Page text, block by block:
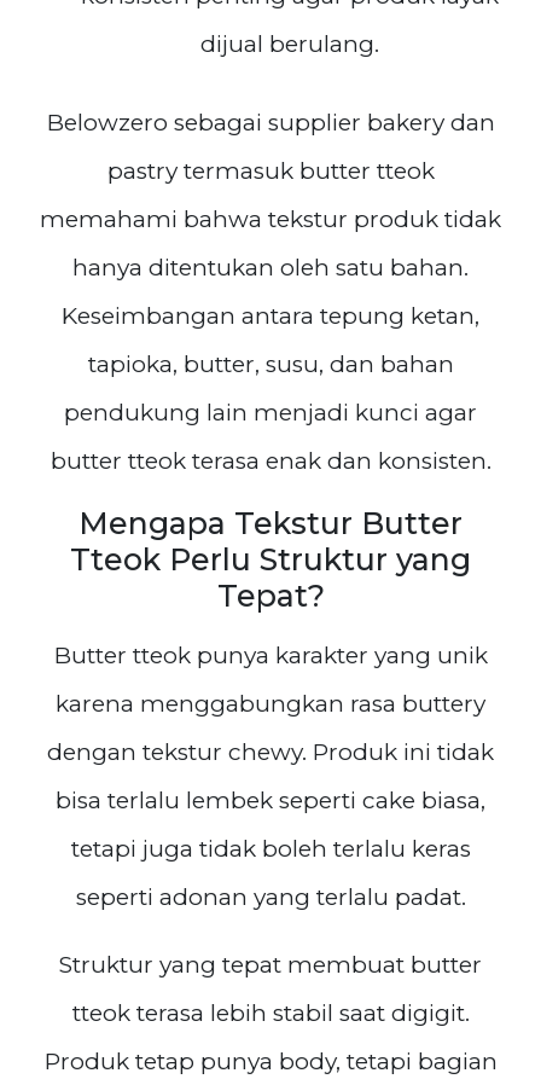
dijual berulang.
Belowzero sebagai supplier bakery dan
pastry termasuk butter tteok
memahami bahwa tekstur produk tidak
hanya ditentukan oleh satu bahan.
Keseimbangan antara tepung ketan,
tapioka, butter, susu, dan bahan
pendukung lain menjadi kunci agar
butter tteok terasa enak dan konsisten.
Mengapa Tekstur Butter
Tteok Perlu Struktur yang
Tepat?
Butter tteok punya karakter yang unik
karena menggabungkan rasa buttery
dengan tekstur chewy. Produk ini tidak
bisa terlalu lembek seperti cake biasa,
tetapi juga tidak boleh terlalu keras
seperti adonan yang terlalu padat.
Struktur yang tepat membuat butter
tteok terasa lebih stabil saat digigit.
Produk tetap punya body, tetapi bagian